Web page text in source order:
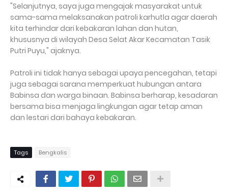
"Selanjutnya, saya juga mengajak masyarakat untuk
sama-sama melaksanakan patroli karhutla agar daerah
kita terhindar dari kebakaran lahan dan hutan,
khususnya di wilayah Desa Selat Akar Kecamatan Tasik
Putri Puyu," ajaknya.
Patroli ini tidak hanya sebagai upaya pencegahan, tetapi
juga sebagai sarana memperkuat hubungan antara
Babinsa dan warga binaan. Babinsa berharap, kesadaran
bersama bisa menjaga lingkungan agar tetap aman
dan lestari dari bahaya kebakaran.
Tags Bengkalis